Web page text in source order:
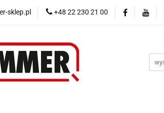
sklep.pl +48 22 230 21 00
Menu Piloty i odbiorniki
Blog Promocje Polecamy